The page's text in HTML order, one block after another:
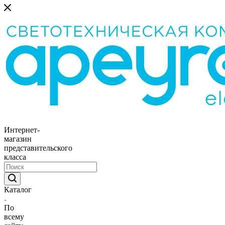
Интернет-
магазин
представительского
класса
Каталог
По
всему